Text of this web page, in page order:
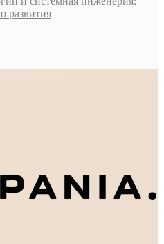
развития